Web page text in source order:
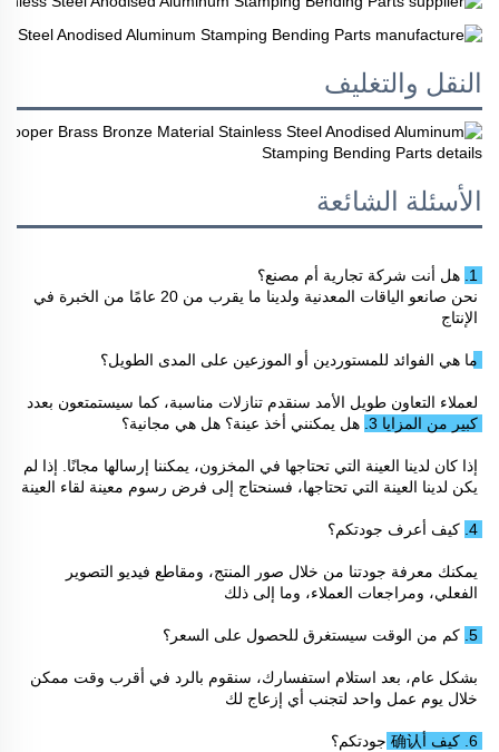
النقل والتغليف
الأسئلة الشائعة
1. هل أنت شركة تجارية أم مصنع؟
الإنتاج
ما هي الفوائد للمستوردين أو الموزعين على المدى الطويل؟
كبير من المزايا 3. هل يمكنني أخذ عينة؟ هل هي مجانية؟
يكن لدينا العينة التي تحتاجها، فسنحتاج إلى فرض رسوم معينة لقاء العينة
4. كيف أعرف جودتكم؟
الفعلي، ومراجعات العملاء، وما إلى ذلك
5. كم من الوقت سيستغرق للحصول على السعر؟
خلال يوم عمل واحد لتجنب أي إزعاج لك
6. كيف أ确认 جودتكم؟